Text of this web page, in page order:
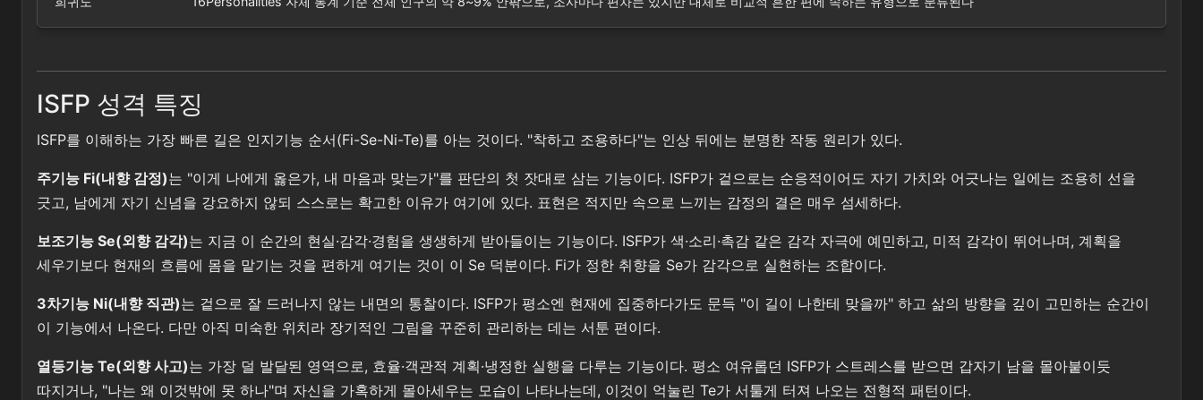
ISFP 성격 특징
ISFP를 이해하는 가장 빠른 길은 인지기능 순서(Fi-Se-Ni-Te)를 아는 것이다. "착하고 조용하다"는 인상 뒤에는 분명한 작동 원리가 있다.
주기능 Fi(내향 감정)는 "이게 나에게 옳은가, 내 마음과 맞는가"를 판단의 첫 잣대로 삼는 기능이다. ISFP가 겉으로는 순응적이어도 자기 가치와 어긋나는 일에는 조용히 선을
긋고, 남에게 자기 신념을 강요하지 않되 스스로는 확고한 이유가 여기에 있다. 표현은 적지만 속으로 느끼는 감정의 결은 매우 섬세하다.
보조기능 Se(외향 감각)는 지금 이 순간의 현실·감각·경험을 생생하게 받아들이는 기능이다. ISFP가 색·소리·촉감 같은 감각 자극에 예민하고, 미적 감각이 뛰어나며, 계획을
세우기보다 현재의 흐름에 몸을 맡기는 것을 편하게 여기는 것이 이 Se 덕분이다. Fi가 정한 취향을 Se가 감각으로 실현하는 조합이다.
3차기능 Ni(내향 직관)는 겉으로 잘 드러나지 않는 내면의 통찰이다. ISFP가 평소엔 현재에 집중하다가도 문득 "이 길이 나한테 맞을까" 하고 삶의 방향을 깊이 고민하는 순간이
이 기능에서 나온다. 다만 아직 미숙한 위치라 장기적인 그림을 꾸준히 관리하는 데는 서툰 편이다.
열등기능 Te(외향 사고)는 가장 덜 발달된 영역으로, 효율·객관적 계획·냉정한 실행을 다루는 기능이다. 평소 여유롭던 ISFP가 스트레스를 받으면 갑자기 남을 몰아붙이듯
따지거나, "나는 왜 이것밖에 못 하나"며 자신을 가혹하게 몰아세우는 모습이 나타나는데, 이것이 억눌린 Te가 서툴게 터져 나오는 전형적 패턴이다.